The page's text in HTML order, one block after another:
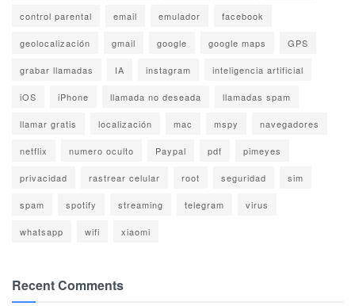
control parental email emulador facebook
geolocalización gmail google google maps GPS
grabar llamadas IA instagram inteligencia artificial
iOS iPhone llamada no deseada llamadas spam
llamar gratis localización mac mspy navegadores
netflix numero oculto Paypal pdf pimeyes
privacidad rastrear celular root seguridad sim
spam spotify streaming telegram virus
whatsapp wifi xiaomi
Recent Comments